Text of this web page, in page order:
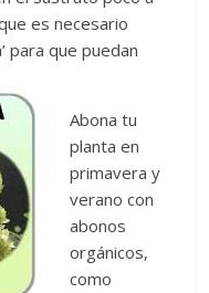
es necesario
para que puedan
Abona tu
planta en
primavera y
verano con
abonos
orgánicos,
como